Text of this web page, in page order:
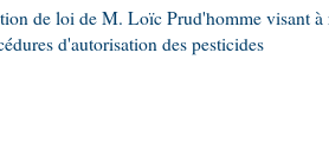
de loi de M. Loïc Prud'homme visant à
d'autorisation des pesticides